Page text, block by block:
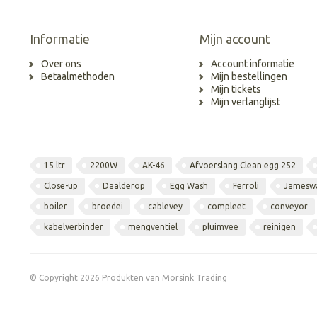
Informatie
Over ons
Betaalmethoden
Mijn account
Account informatie
Mijn bestellingen
Mijn tickets
Mijn verlanglijst
15 ltr 2200W AK-46 Afvoerslang Clean egg 252
Close-up Daalderop Egg Wash Ferroli
boiler broedei cablevey compleet conveyor
kabelverbinder mengventiel pluimvee reinigen
© Copyright 2026 Produkten van Morsink Trading